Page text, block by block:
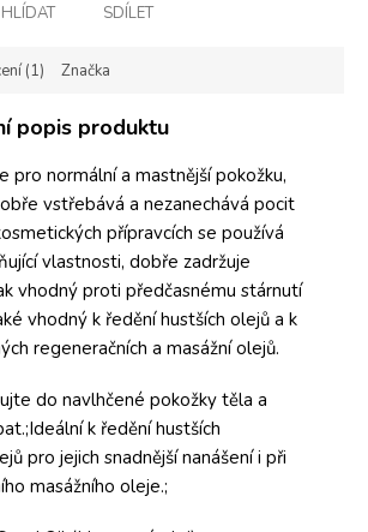
HLÍDAT SDÍLET
(1) Značka
popis produktu
pro normální a mastnější pokožku,
vstřebává a nezanechává pocit
přípravcích se používá
vlastnosti, dobře zadržuje
vhodný proti předčasnému stárnutí
vhodný k ředění hustších olejů a k
regeneračních a masážní olejů.
do navlhčené pokožky těla a
k ředění hustších
pro jejich snadnější nanášení i při
masážního oleje.;